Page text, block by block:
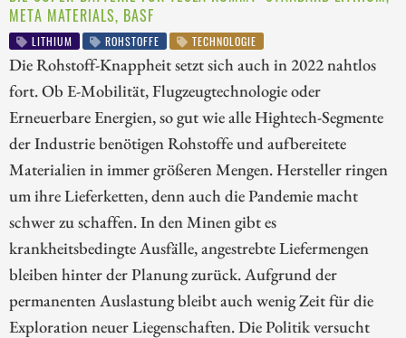
META MATERIALS, BASF
LITHIUM ROHSTOFFE TECHNOLOGIE
Die Rohstoff-Knappheit setzt sich auch in 2022 nahtlos
fort. Ob E-Mobilität, Flugzeugtechnologie oder
Erneuerbare Energien, so gut wie alle Hightech-Segmente
der Industrie benötigen Rohstoffe und aufbereitete
Materialien in immer größeren Mengen. Hersteller ringen
um ihre Lieferketten, denn auch die Pandemie macht
schwer zu schaffen. In den Minen gibt es
krankheitsbedingte Ausfälle, angestrebte Liefermengen
bleiben hinter der Planung zurück. Aufgrund der
permanenten Auslastung bleibt auch wenig Zeit für die
Exploration neuer Liegenschaften. Die Politik versucht